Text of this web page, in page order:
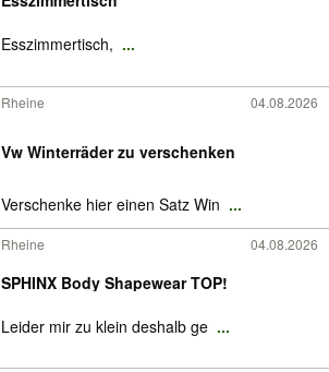
Esszimmertisch, ...
Rheine 04.08.2026
Vw Winterräder zu verschenken
Verschenke hier einen Satz Win ...
Rheine 04.08.2026
SPHINX Body Shapewear TOP!
Leider mir zu klein deshalb ge ...